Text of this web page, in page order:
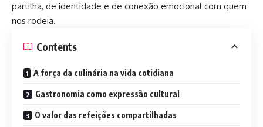
partilha, de identidade e de conexão emocional com quem
nos rodeia.
Contents
A força da culinária na vida cotidiana
Gastronomia como expressão cultural
O valor das refeições compartilhadas